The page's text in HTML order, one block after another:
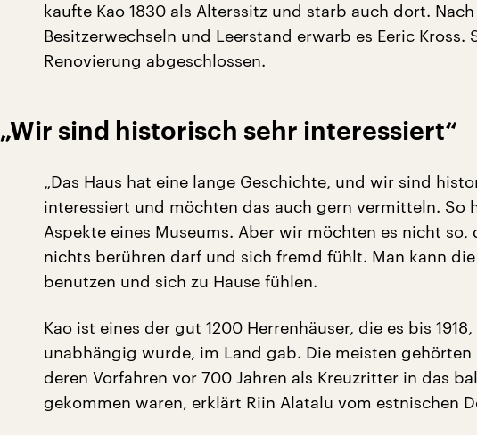
kaufte Kao 1830 als Alterssitz und starb auch dort.
Besitzerwechseln und Leerstand erwarb es Eeric Kross.
Renovierung abgeschlossen.
„Wir sind historisch sehr interessiert“
„Das Haus hat eine lange Geschichte, und wir sind
interessiert und möchten das auch gern vermitteln. So
Aspekte eines Museums. Aber wir möchten es nicht so,
nichts berühren darf und sich fremd fühlt. Man kann
benutzen und sich zu Hause fühlen.
Kao ist eines der gut 1200 Herrenhäuser, die es bis 1918,
unabhängig wurde, im Land gab. Die meisten gehörten
deren Vorfahren vor 700 Jahren als Kreuzritter in das
gekommen waren, erklärt Riin Alatalu vom estnischen